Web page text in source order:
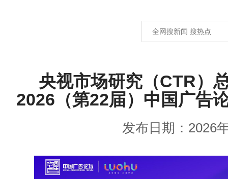
央视市场研究（CTR）
2026（第22届）中国广告
发布日期：2026